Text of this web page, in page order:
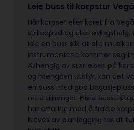
Leie buss til korpstur
Når korpset eller koret fra
spilleoppdrag eller øvingshelg,
leie en buss slik at alle
instrumentene kommer seg
Avhengig av størrelsen på
og mengden utstyr, kan det
en buss med god
med tilhenger. Flere
har erfaring med å frakte
kreves av planlegging for at